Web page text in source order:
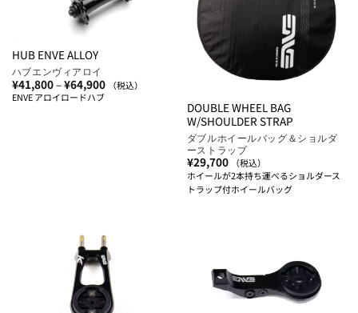
HUB ENVE ALLOY
ハブエンヴィアロイ
¥41,800–¥64,900価
格
（税込）
ENVE アロイロードハブ
DOUBLE WHEEL BAG
W/SHOULDER STRAP
ダブルホイールバッグ＆ショルダ
ーストラップ
¥29,700
（税込）
ホイールが2本持ち運べるショルダース
トラップ付ホイールバッグ